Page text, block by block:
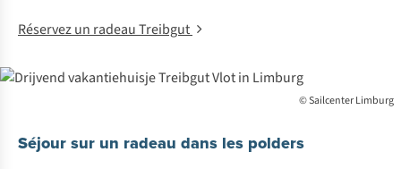
Réservez un radeau Treibgut
© Sailcenter Limburg
Séjour sur un radeau dans les polders